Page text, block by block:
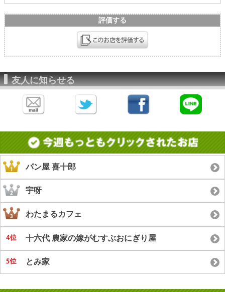
評価する
友人に知らせる
パン屋 喜十郎
宇呀
わたまるカフェ
十六代 農家の嫁がむすぶおにぎり屋
とみ家